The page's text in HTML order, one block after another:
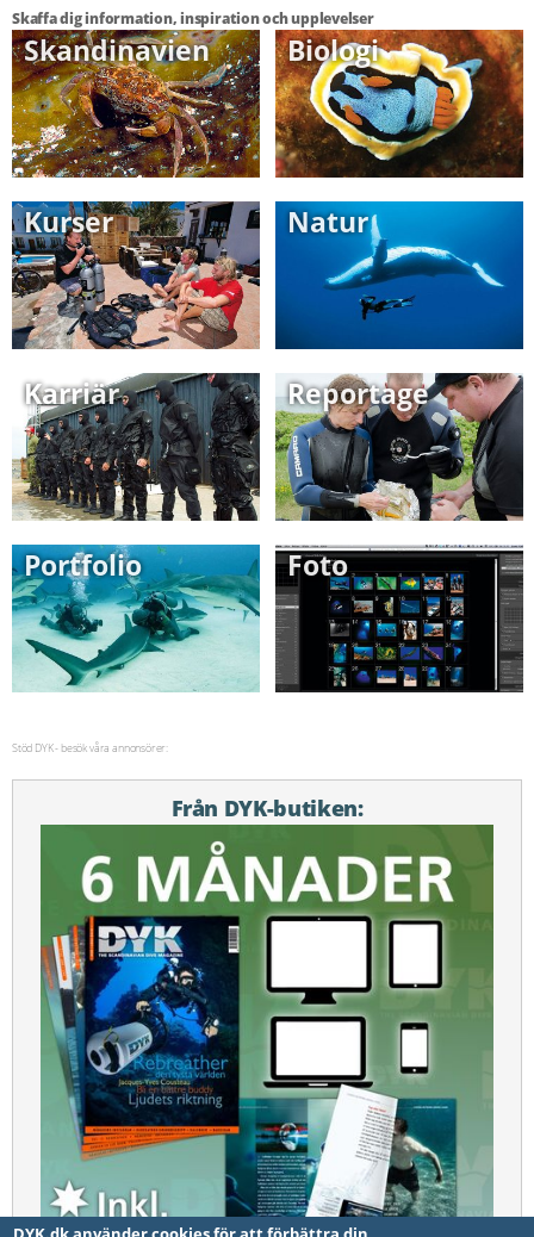
Skaffa dig information, inspiration och upplevelser
Skandinavien Biologi
Kurser Natur
Karriär Reportage
Portfolio Foto
Stöd DYK - besök våra annonsörer:
Från DYK-butiken: